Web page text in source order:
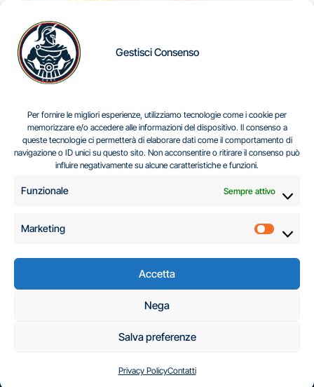
Gestisci Consenso
Per fornire le migliori esperienze, utilizziamo tecnologie come i cookie per
memorizzare e/o accedere alle informazioni del dispositivo. Il consenso a
queste tecnologie ci permetterà di elaborare dati come il comportamento di
navigazione o ID unici su questo sito. Non acconsentire o ritirare il consenso può
influire negativamente su alcune caratteristiche e funzioni.
Funzionale Sempre attivo
Marketing
Accetta
Nega
Salva preferenze
Privacy PolicyContatti
Centro Analisi e Studi Italus © Tutti i diritti riservati
C.A.S.I. – Centro
Analisi e Studi Italus